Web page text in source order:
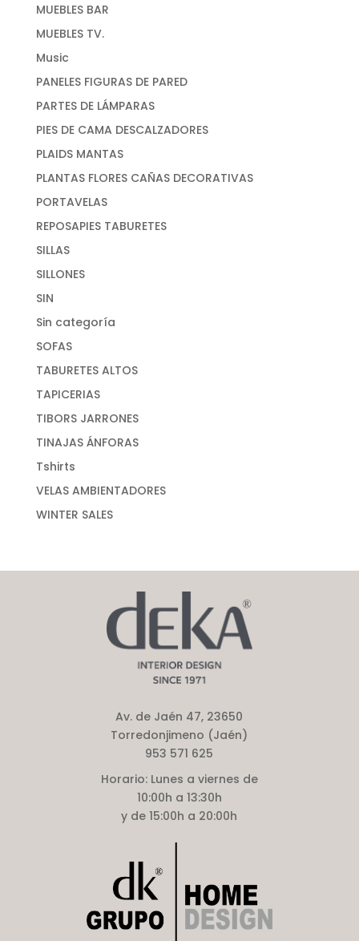
MUEBLES BAR
MUEBLES TV.
Music
PANELES FIGURAS DE PARED
PARTES DE LÁMPARAS
PIES DE CAMA DESCALZADORES
PLAIDS MANTAS
PLANTAS FLORES CAÑAS DECORATIVAS
PORTAVELAS
REPOSAPIES TABURETES
SILLAS
SILLONES
SIN
Sin categoría
SOFAS
TABURETES ALTOS
TAPICERIAS
TIBORS JARRONES
TINAJAS ÁNFORAS
Tshirts
VELAS AMBIENTADORES
WINTER SALES
Av. de Jaén 47, 23650
Torredonjimeno (Jaén)
953 571 625
Horario:Lunes a viernes de
10:00h a 13:30h
y de 15:00h a 20:00h